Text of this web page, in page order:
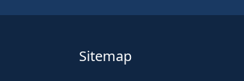
Sitemap